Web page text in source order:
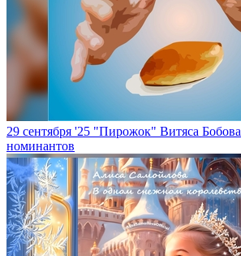
29 сентября '25 "Пирожок" Витяса Бобова
номинантов